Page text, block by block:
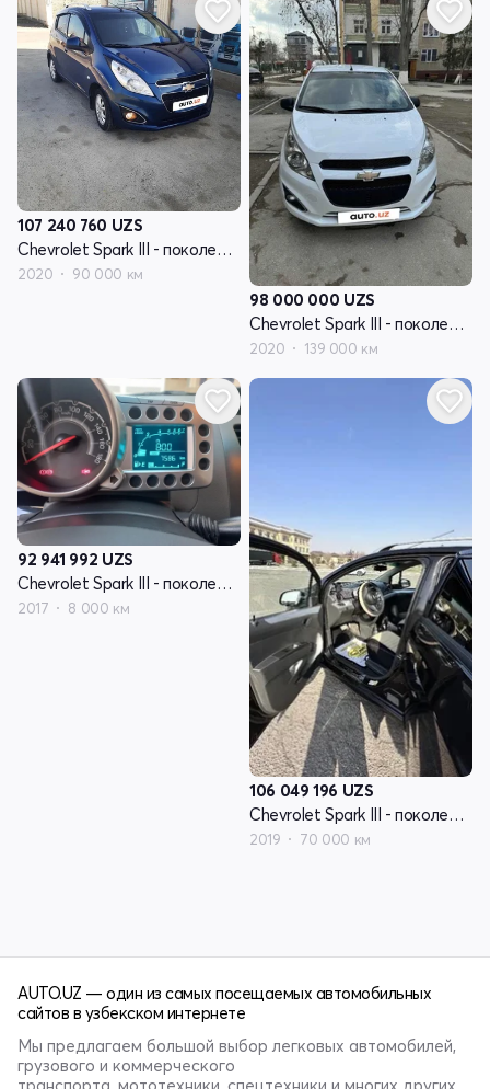
107 240 760 UZS
Chevrolet Spark III - поколение
2020 90 000 км
98 000 000 UZS
Chevrolet Spark III - поколение
2020 139 000 км
92 941 992 UZS
Chevrolet Spark III - поколение
2017 8 000 км
106 049 196 UZS
Chevrolet Spark III - поколение
2019 70 000 км
AUTO.UZ — один из самых посещаемых автомобильных
сайтов в узбекском интернете
Мы предлагаем большой выбор легковых автомобилей,
грузового и коммерческого
транспорта, мототехники, спецтехники и многих других